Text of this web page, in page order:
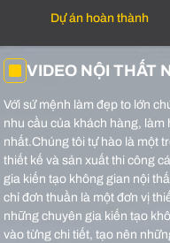
Dự án hoàn thành
VIDEO NỘI THẤT
Với sứ mệnh làm đẹp to lớn
nhu cầu của khách hàng, làm
nhất.Chúng tôi tự hào là một
thiết kế và sản xuất thi công
gia kiến tạo không gian nội
chỉ đơn thuần là một đơn vị
những chuyên gia kiến tạo
vào từng chi tiết, tạo nên